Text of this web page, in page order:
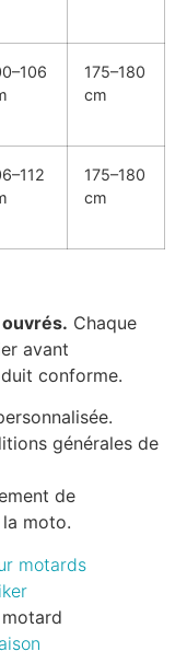
175–180
cm
175–180
cm
Chaque
avant
conforme.
générales de
de
moto.
motards